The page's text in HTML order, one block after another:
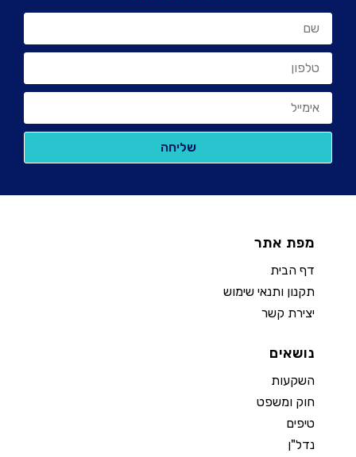
מפת אתר
דף הבית
תקנון ותנאי שימוש
יצירת קשר
נושאים
השקעות
חוק ומשפט
טיפים
נדל"ן